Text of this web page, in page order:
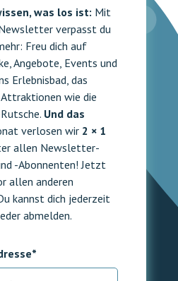
was los ist: Mit
verpasst du
Freu dich auf
Angebote, Events und
Erlebnisbad, das
wie die
Und das
verlosen wir 2 × 1
allen Newsletter-
-Abonnenten! Jetzt
allen anderen
kannst dich jederzeit
abmelden.